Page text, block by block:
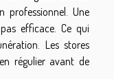
professionnel. Une
efficace. Ce qui
Les stores
régulier avant de